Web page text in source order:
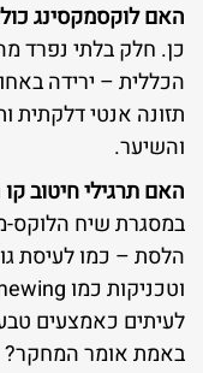
האם לוקסמקסינג
כן. חלק בלתי נפרד
הכללית – ירידה
תזונה אנטי דלקתית
והשיער.
האם תרגילי חיטוב
במסגרת שיח הלוקס-
הלסת – כמו לעיסת
לעיתים כאמצעים
באמת אומר המחקר?